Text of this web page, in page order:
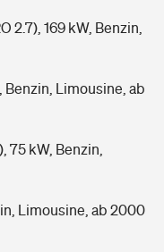
2.7), 169 kW, Benzin,
Benzin, Limousine, ab
75 kW, Benzin,
Limousine, ab 2000